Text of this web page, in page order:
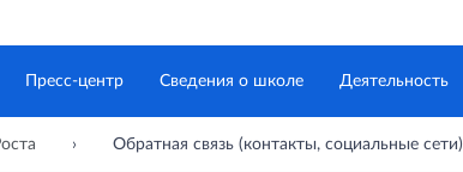
Пресс-центр Сведения о школе Деятельность
Обратная связь (контакты, социальные сети)